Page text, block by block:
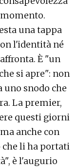
una tappa
l'identità né
È "un
si apre": non
snodo che
La premier,
questi giorni
anche con
li ha portati
è l'augurio